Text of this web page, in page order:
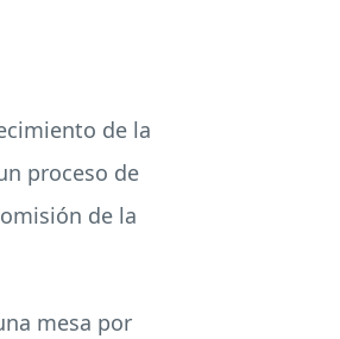
de la
proceso de
de la
mesa por